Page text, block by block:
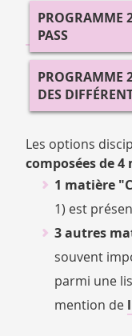
PROGRAMME
PASS
PROGRAMME
DES
Les options
composées de 4
1 matière
1) est
3 autres
souvent
parmi une
mention de